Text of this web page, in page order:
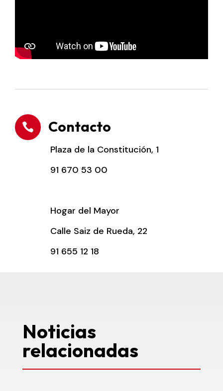
 Contacto
Plaza de la Constitución, 1
91 670 53 00
Hogar del Mayor
Calle Saiz de Rueda, 22
91 655 12 18
Noticias
relacionadas